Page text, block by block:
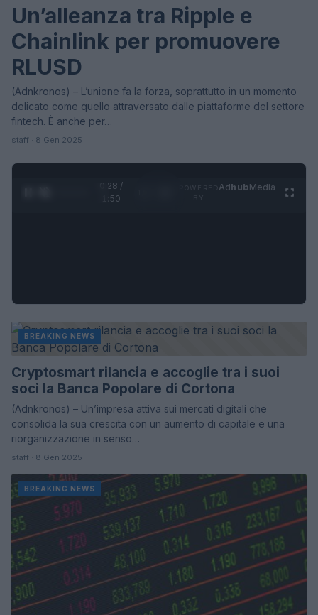
Un’alleanza tra Ripple e
Chainlink per promuovere
RLUSD
(Adnkronos) – L’unione fa la forza, soprattutto in un momento
delicato come quello attraversato dalle piattaforme del settore
fintech. È anche per…
staff · 8 Gen 2025
0:28 /
1:50
AdhubMedia
BREAKING NEWS
Cryptosmart rilancia e accoglie tra i suoi
soci la Banca Popolare di Cortona
(Adnkronos) – Un’impresa attiva sui mercati digitali che
consolida la sua crescita con un aumento di capitale e una
riorganizzazione in senso…
staff · 8 Gen 2025
BREAKING NEWS